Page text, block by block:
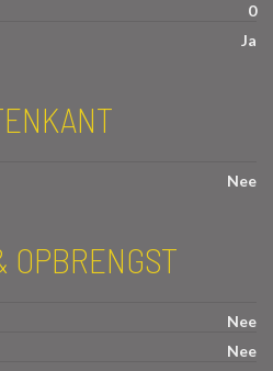
0
Ja
Nee
OPBRENGST
Nee
Nee